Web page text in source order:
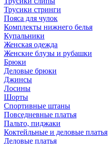
Трусики стринги
Пояса для чулок
Комплекты нижнего белья
Купальники
Женская одежда
Женские блузы и рубашки
Брюки
Деловые брюки
Джинсы
Лосины
Шорты
Спортивные штаны
Повседневные платья
Пальто, пиджаки
Коктейльные и деловые платья
Деловые платья